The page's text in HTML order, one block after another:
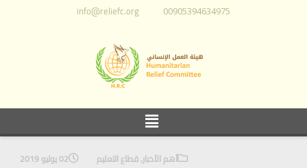
00905394634975
info@reliefc.org
02 يوليو 2019 أهم الأخبار,قطاع التعليم